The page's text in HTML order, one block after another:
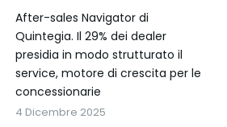
After-sales Navigator di
Quintegia. Il 29% dei dealer
presidia in modo strutturato il
service, motore di crescita per le
concessionarie
4 Dicembre 2025